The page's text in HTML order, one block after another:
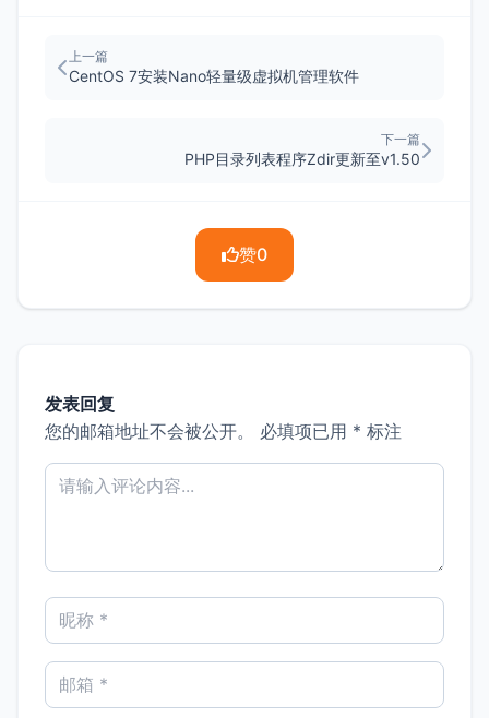
上一篇
CentOS 7安装Nano轻量级虚拟机管理软件
下一篇
PHP目录列表程序Zdir更新至v1.50
赞0
发表回复
您的邮箱地址不会被公开。
必填项已用 * 标注